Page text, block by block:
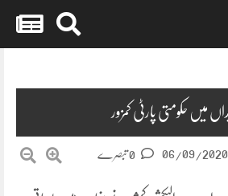
میں حکومتی پارٹی کمزور
06/09/2020